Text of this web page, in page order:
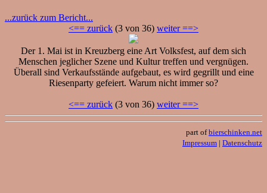
...zurück zum Bericht...
<== zurück (3 von 36) weiter ==>
Der 1. Mai ist in Kreuzberg eine Art Volksfest, auf dem sich
Menschen jeglicher Szene und Kultur treffen und vergnügen.
Überall sind Verkaufsstände aufgebaut, es wird gegrillt und eine
Riesenparty gefeiert. Warum nicht immer so?
<== zurück (3 von 36) weiter ==>
part ofbierschinken.net
Impressum | Datenschutz